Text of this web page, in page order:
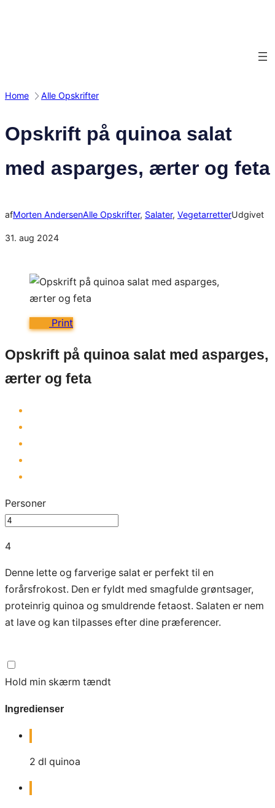
Home Alle Opskrifter
Opskrift på quinoa salat
med asparges, ærter og feta
afMorten AndersenAlle Opskrifter, Salater, VegetarretterUdgivet
31. aug 2024
Print
Opskrift på quinoa salat med asparges,
ærter og feta
Personer
4
Denne lette og farverige salat er perfekt til en
forårsfrokost. Den er fyldt med smagfulde grøntsager,
proteinrig quinoa og smuldrende fetaost. Salaten er nem
at lave og kan tilpasses efter dine præferencer.
Hold min skærm tændt
Ingredienser
2 dl quinoa